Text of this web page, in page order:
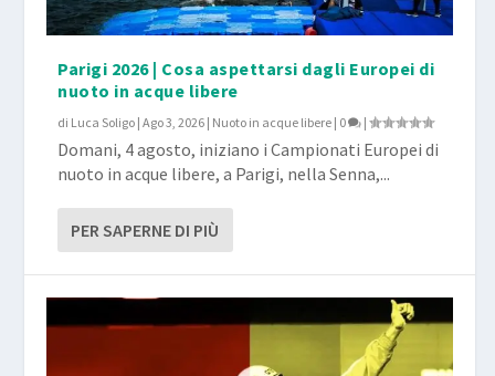
Parigi 2026 | Cosa aspettarsi dagli Europei di
nuoto in acque libere
di Luca Soligo |Ago 3, 2026 | Nuoto in acque libere | 0 |
Domani, 4 agosto, iniziano i Campionati Europei di
nuoto in acque libere, a Parigi, nella Senna,...
PER SAPERNE DI PIÙ